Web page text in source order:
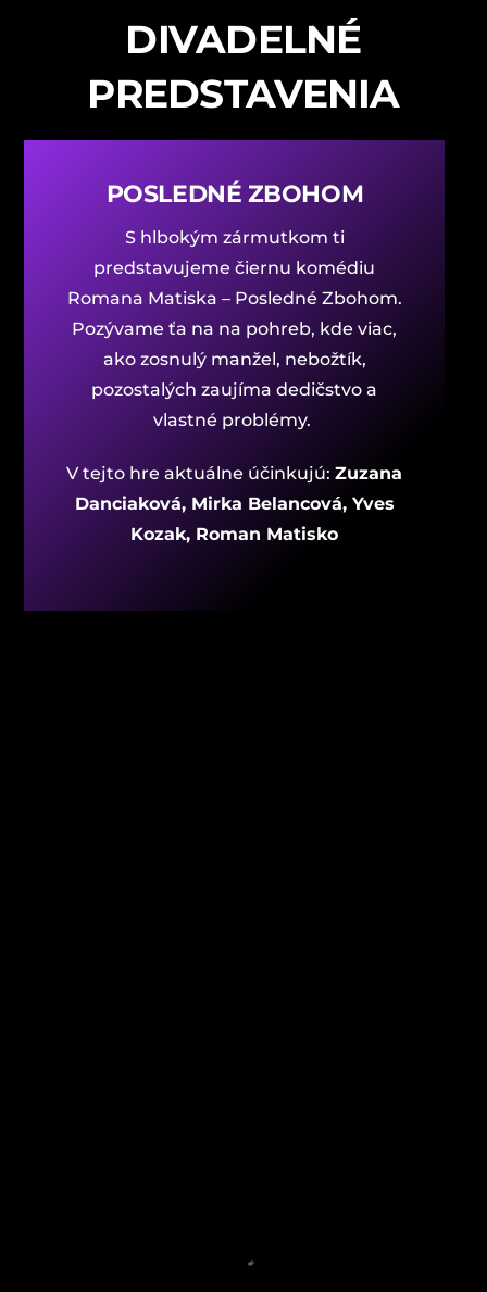
DIVADELNÉ
PREDSTAVENIA
POSLEDNÉ ZBOHOM
S hlbokým zármutkom ti
predstavujeme čiernu komédiu
Romana Matiska – Posledné Zbohom.
Pozývame ťa na na pohreb, kde viac,
ako zosnulý manžel, nebožtík,
pozostalých zaujíma dedičstvo a
vlastné problémy.
V tejto hre aktuálne účinkujú:Zuzana
Danciaková, Mirka Belancová, Yves
Kozak, Roman Matisko